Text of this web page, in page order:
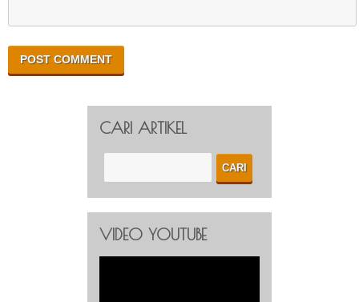
CARI ARTIKEL
VIDEO YOUTUBE